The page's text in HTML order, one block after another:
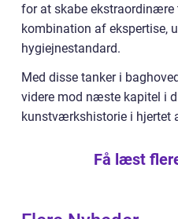
for at skabe ekstraordinære
kombination af ekspertise,
hygiejnestandard.
Med disse tanker i
videre mod næste kapitel i
kunstværkshistorie i hjertet
Få læst